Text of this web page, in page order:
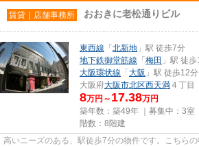
賃貸｜店舗事務所 おおきに老松通りビル
東西線 「 北新地 」駅 徒歩7分
地下鉄御堂筋線 「 梅田 」駅 徒
大阪環状線 「 大阪 」駅 徒歩12分
大阪府大阪市北区西天満 ４丁目
8万円～ 17.38万円
築年数：築49年 ｜募集中： 3室
階数：8階建
高いニーズのある、駅徒歩7分の物件です。こちら